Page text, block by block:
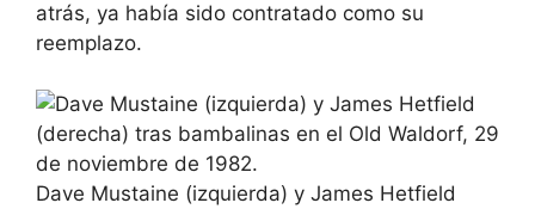
atrás, ya había sido contratado como su
reemplazo.
Dave Mustaine (izquierda) y James Hetfield